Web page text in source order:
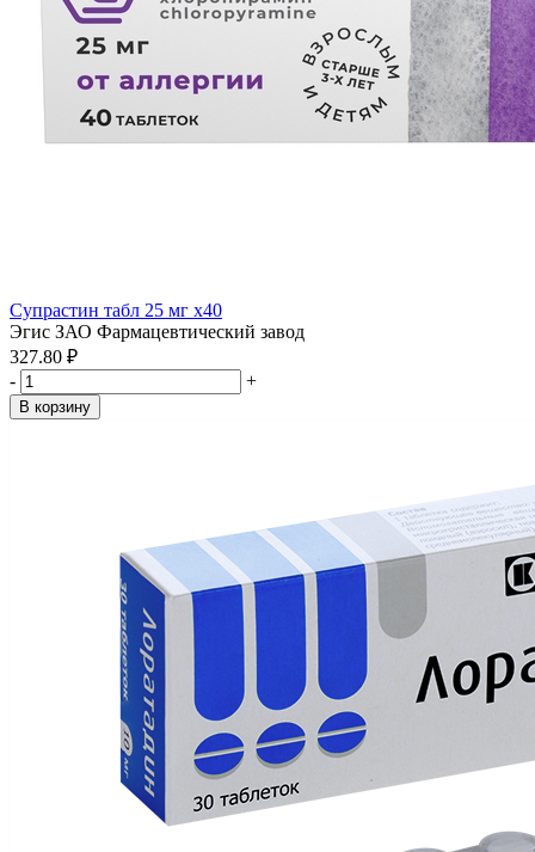
Супрастин табл 25 мг x40
Эгис ЗАО Фармацевтический завод
327.80 ₽
-
+
В корзину